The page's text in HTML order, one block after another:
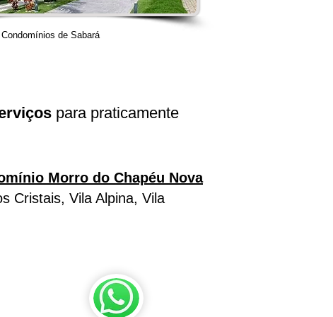
de Sabará
para praticamente
Morro do Chapéu Nova
Cristais, Vila Alpina, Vila